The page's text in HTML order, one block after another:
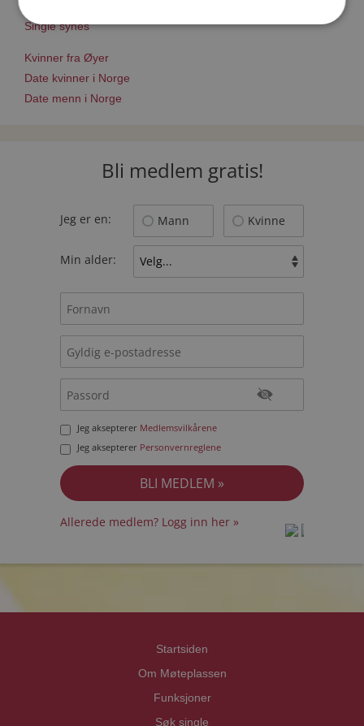
Single synes
Kvinner fra Øyer
Date kvinner i Norge
Date menn i Norge
Bli medlem gratis!
Jeg er en: Mann Kvinne
Min alder:
Jeg aksepterer Medlemsvilkårene
Jeg aksepterer Personvernreglene
Allerede medlem? Logg inn her »
Startsiden
Om Møteplassen
Funksjoner
Søk single